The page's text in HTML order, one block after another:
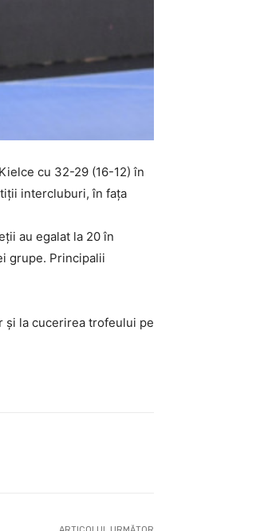
cu 32-29 (16-12) în
intercluburi, în fața
au egalat la 20 în
grupe. Principalii
și la cucerirea trofeului pe